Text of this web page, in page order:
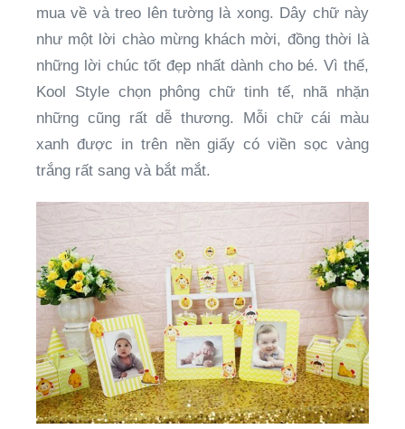
mua về và treo lên tường là xong. Dây chữ này
như một lời chào mừng khách mời, đồng thời là
những lời chúc tốt đẹp nhất dành cho bé. Vì thế,
Kool Style chọn phông chữ tinh tế, nhã nhặn
những cũng rất dễ thương. Mỗi chữ cái màu
xanh được in trên nền giấy có viền sọc vàng
trắng rất sang và bắt mắt.